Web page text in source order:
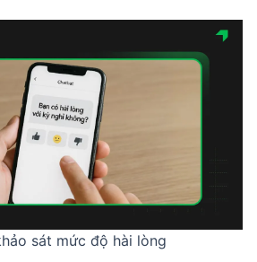
sát mức độ hài lòng